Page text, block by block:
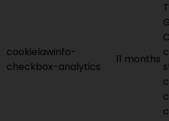
cookielawinfo-
checkbox-analytics
11 months